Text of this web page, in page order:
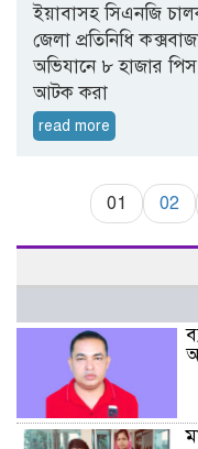
ইয়াবাসহ সিএনজি
জেলা প্রতিনিধি
অভিযানে ৮ হাজার
আটক করা
read more
01 02